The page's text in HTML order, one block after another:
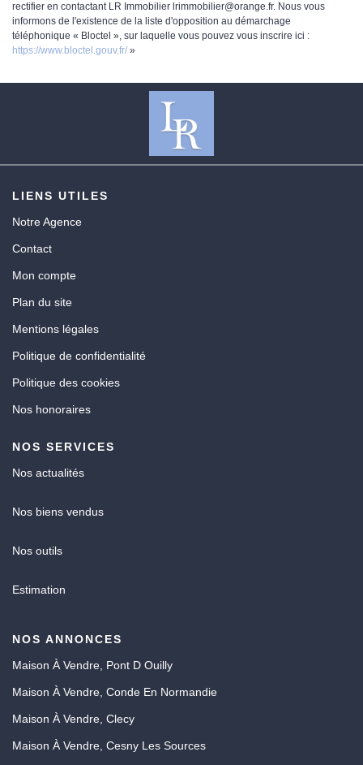
rectifier en contactant LR Immobilier lrimmobilier@orange.fr. Nous vous
informons de l'existence de la liste d'opposition au démarchage
téléphonique « Bloctel », sur laquelle vous pouvez vous inscrire ici :
https://www.bloctel.gouv.fr/ »
LIENS UTILES
Notre Agence
Contact
Mon compte
Plan du site
Mentions légales
Politique de confidentialité
Politique des cookies
Nos honoraires
NOS SERVICES
Nos actualités
Nos biens vendus
Nos outils
Estimation
NOS ANNONCES
Maison À Vendre, Pont D Ouilly
Maison À Vendre, Conde En Normandie
Maison À Vendre, Clecy
Maison À Vendre, Cesny Les Sources